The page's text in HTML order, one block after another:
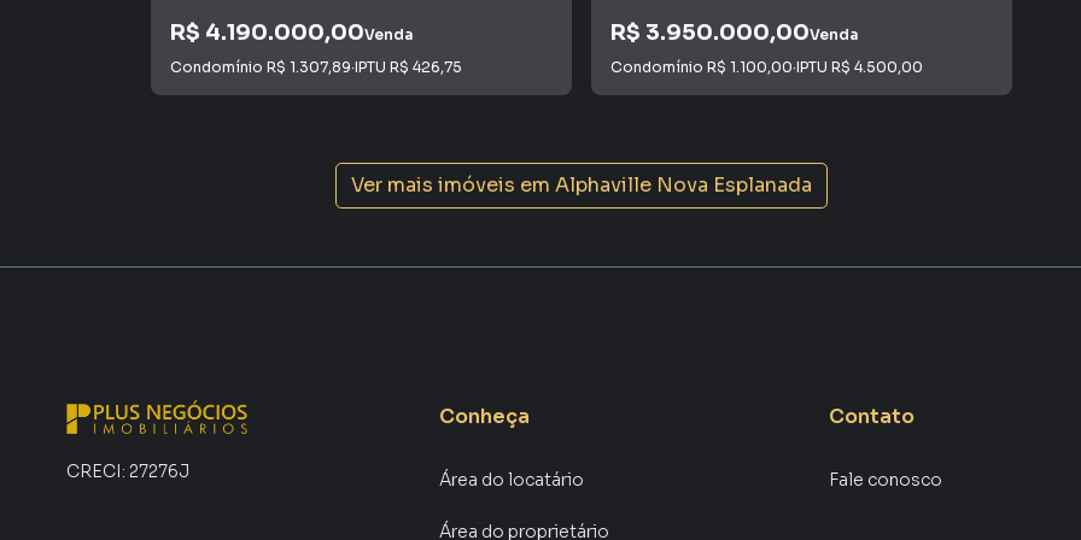
R$ 4.190.000,00Venda
Condomínio R$ 1.307,89·IPTU R$ 426,75
R$ 3.950.000,00Venda
Condomínio R$ 1.100,00·IPTU R$ 4.500,00
Ver mais imóveis em Alphaville Nova Esplanada
CRECI: 27276J
Conheça
Área do locatário
Área do proprietário
Contato
Fale conosco